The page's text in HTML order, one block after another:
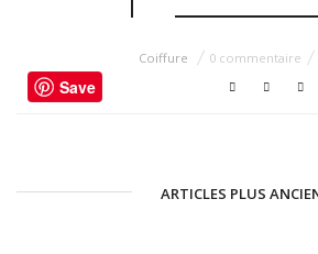
Coiffure 0 commentaire
Save
ARTICLES PLUS